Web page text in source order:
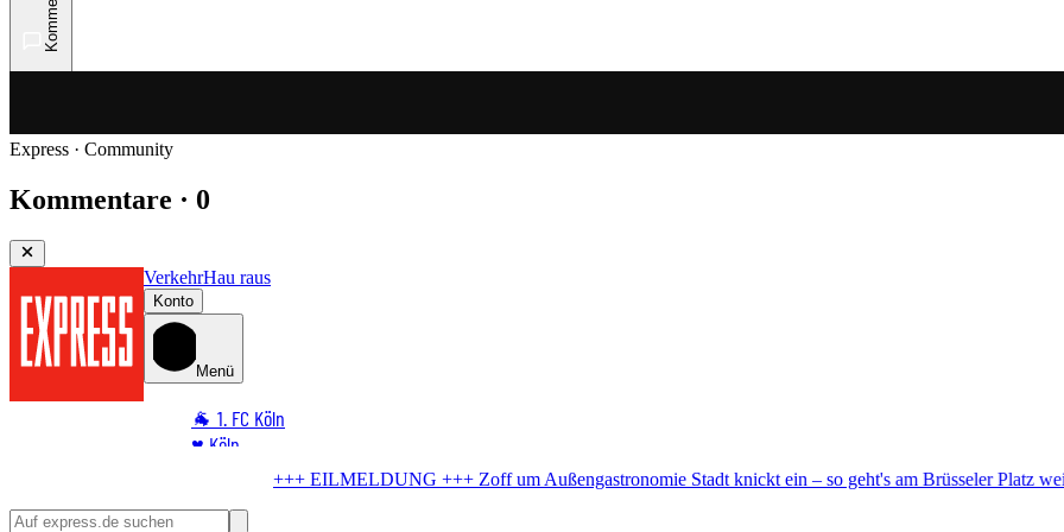
Express · Community
Kommentare · 0
VerkehrHau raus
Konto
Menü
🐐 1. FC Köln
♥️ Köln
🏆 Sport
Zoff um AußengastronomieStadt knickt ein – so geht's am Brüsseler Platz weiter